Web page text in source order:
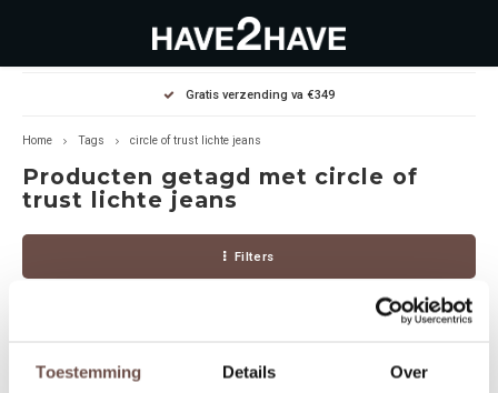
Toestemming Details Over
Hoofdmenu / dames
Jassen Diverse
Winterjassen
Hoofdmenu / heren
Hoodies
Sweaters
Hoofdmenu / outlet deals
Diverse
Heren
Gratis verzending va €349
Home Tags circle of trust lichte jeans
Producten getagd met circle of
trust lichte jeans
Filters
Geen producten gevonden!...